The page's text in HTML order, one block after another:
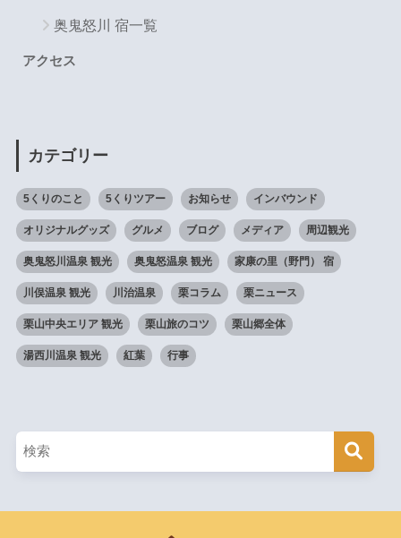
奥鬼怒川 宿一覧
アクセス
カテゴリー
5くりのこと 5くりツアー お知らせ インバウンド
オリジナルグッズ グルメ ブログ メディア 周辺観光
奥鬼怒川温泉 観光 奥鬼怒温泉 観光 家康の里（野門） 宿
川俣温泉 観光 川治温泉 栗コラム 栗ニュース
栗山中央エリア 観光 栗山旅のコツ 栗山郷全体
湯西川温泉 観光 紅葉 行事